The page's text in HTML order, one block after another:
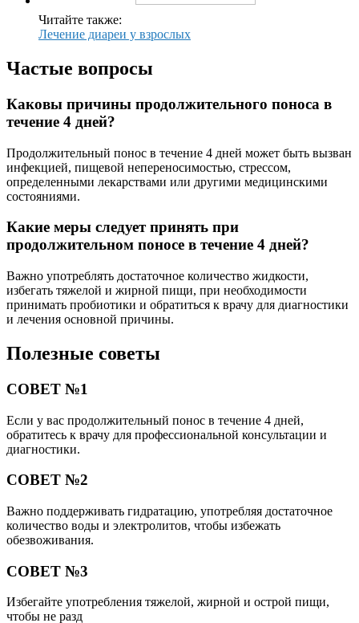
Читайте также:
Лечение диареи у взрослых
Частые вопросы
Каковы причины продолжительного поноса в
течение 4 дней?
Продолжительный понос в течение 4 дней может быть вызван
инфекцией, пищевой непереносимостью, стрессом,
определенными лекарствами или другими медицинскими
состояниями.
Какие меры следует принять при
продолжительном поносе в течение 4 дней?
Важно употреблять достаточное количество жидкости,
избегать тяжелой и жирной пищи, при необходимости
принимать пробиотики и обратиться к врачу для диагностики
и лечения основной причины.
Полезные советы
СОВЕТ №1
Если у вас продолжительный понос в течение 4 дней,
обратитесь к врачу для профессиональной консультации и
диагностики.
СОВЕТ №2
Важно поддерживать гидратацию, употребляя достаточное
количество воды и электролитов, чтобы избежать
обезвоживания.
СОВЕТ №3
Избегайте употребления тяжелой, жирной и острой пищи,
чтобы не разд